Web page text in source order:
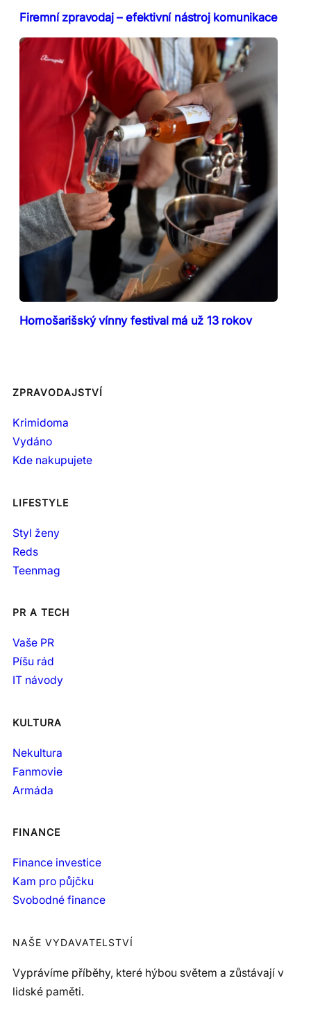
Firemní zpravodaj – efektivní nástroj komunikace
Hornošarišský vínny festival má už 13 rokov
ZPRAVODAJSTVÍ
Krimidoma
Vydáno
Kde nakupujete
LIFESTYLE
Styl ženy
Reds
Teenmag
PR A TECH
Vaše PR
Píšu rád
IT návody
KULTURA
Nekultura
Fanmovie
Armáda
FINANCE
Finance investice
Kam pro půjčku
Svobodné finance
NAŠE VYDAVATELSTVÍ
Vyprávíme příběhy, které hýbou světem a zůstávají v
lidské paměti.